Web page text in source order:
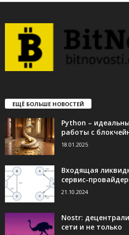
ЕЩЁ БОЛЬШЕ НОВОСТЕЙ
Python –
работы с
18.01.2025
Входящая
сервис-
21.10.2024
Nostr:
сети и не только